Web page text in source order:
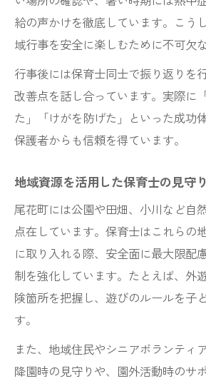
給の声かけを徹底しています。こう
域行事を安全に楽しむために不可欠
行事後には保育士同士で振り返りを
改善点を話し合っています。実際に
た」「けがを防げた」といった成功
保護者からも信頼を得ています。
地域資源を活用した保育士の見守
尾花町には公園や田畑、小川など自
点在しています。保育士はこれらの
に取り入れる際、安全面に最大限配
制を強化しています。たとえば、外
険箇所を把握し、遊びのルールを子
す。
また、地域住民やシニアボランティ
降園時の見守りや、園外活動時のサ